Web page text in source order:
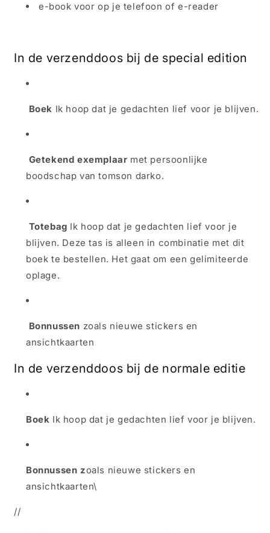
e-book voor op je telefoon of e-reader
In de verzenddoos bij de special edition
Boek Ik hoop dat je gedachten lief voor je blijven.
Getekend exemplaar met persoonlijke
boodschap van tomson darko.
Totebag Ik hoop dat je gedachten lief voor je
blijven. Deze tas is alleen in combinatie met dit
boek te bestellen. Het gaat om een gelimiteerde
oplage.
Bonnussen zoals nieuwe stickers en
ansichtkaarten
In de verzenddoos bij de normale editie
Boek Ik hoop dat je gedachten lief voor je blijven.
Bonnussen zoals nieuwe stickers en
ansichtkaarten\
//